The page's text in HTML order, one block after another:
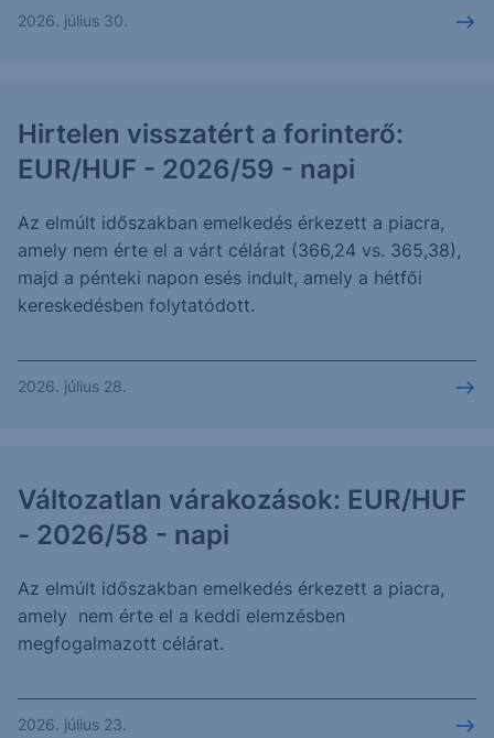
2026. július 30.
Hirtelen visszatért a forinterő:
EUR/HUF - 2026/59 - napi
Az elmúlt időszakban emelkedés érkezett a piacra,
amely nem érte el a várt célárat (366,24 vs. 365,38),
majd a pénteki napon esés indult, amely a hétfői
kereskedésben folytatódott.
2026. július 28.
Változatlan várakozások: EUR/HUF
- 2026/58 - napi
Az elmúlt időszakban emelkedés érkezett a piacra,
amely nem érte el a keddi elemzésben
megfogalmazott célárat.
2026. július 23.